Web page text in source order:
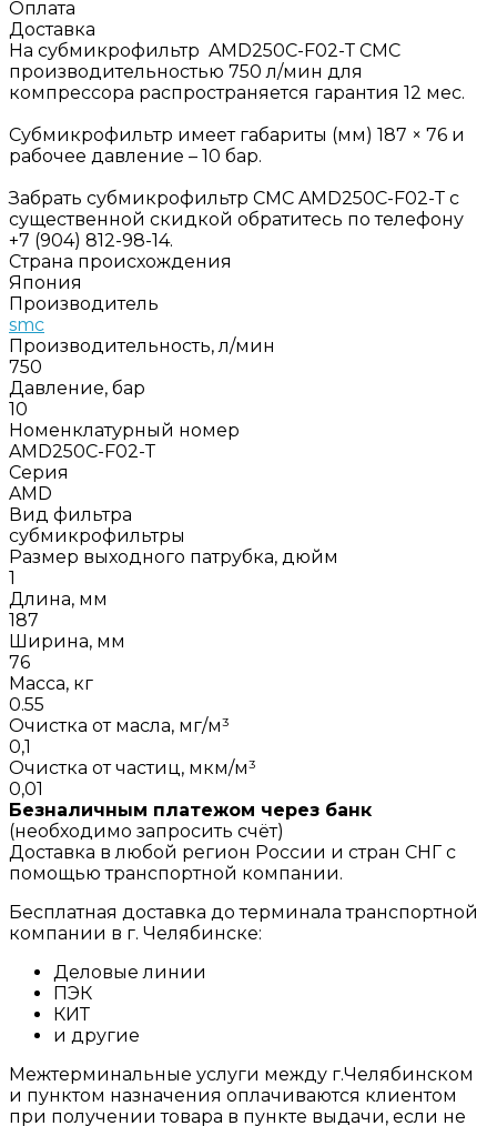
Оплата
Доставка
На субмикрофильтр AMD250C-F02-Т СМС
производительностью 750 л/мин для
компрессора распространяется гарантия 12 мес.
Субмикрофильтр имеет габариты (мм) 187 × 76 и
рабочее давление – 10 бар.
Забрать субмикрофильтр СМС AMD250C-F02-Т с
существенной скидкой обратитесь по телефону
+7 (904) 812-98-14.
Страна происхождения
Япония
Производитель
smc
Производительность, л/мин
750
Давление, бар
10
Номенклатурный номер
AMD250C-F02-Т
Серия
AMD
Вид фильтра
субмикрофильтры
Размер выходного патрубка, дюйм
1
Длина, мм
187
Ширина, мм
76
Масса, кг
0.55
Очистка от масла, мг/м³
0,1
Очистка от частиц, мкм/м³
0,01
Безналичным платежом через банк
(необходимо запросить счёт)
Доставка в любой регион России и стран СНГ с
помощью транспортной компании.
Бесплатная доставка до терминала транспортной
компании в г. Челябинске:
Деловые линии
ПЭК
КИТ
и другие
Межтерминальные услуги между г.Челябинском
и пунктом назначения оплачиваются клиентом
при получении товара в пункте выдачи, если не